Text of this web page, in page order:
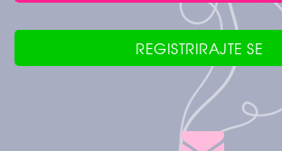
REGISTRIRAJTE SE